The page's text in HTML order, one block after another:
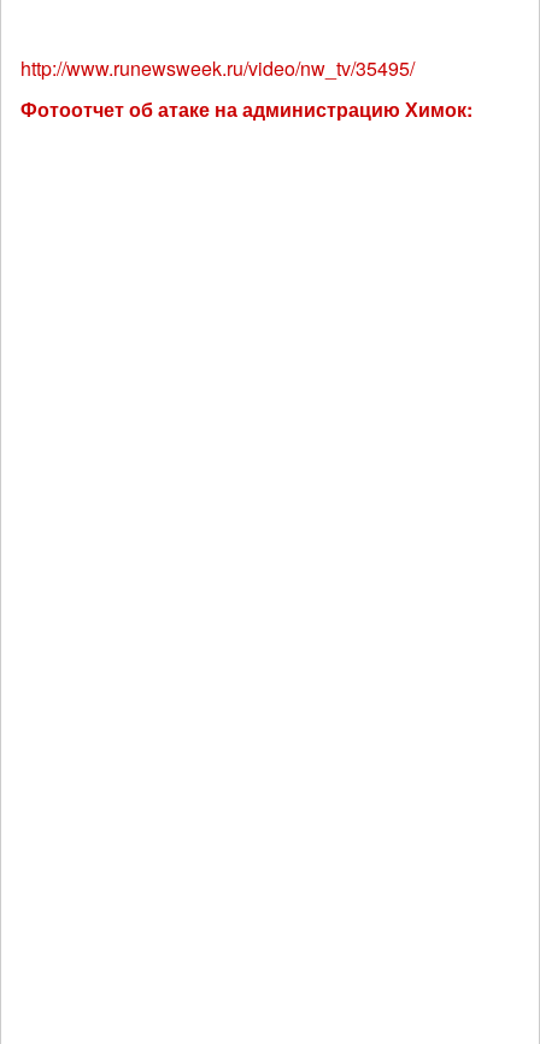
http://www.runewsweek.ru/video/nw_tv/35495/
Фотоотчет об атаке на администрацию Химок: